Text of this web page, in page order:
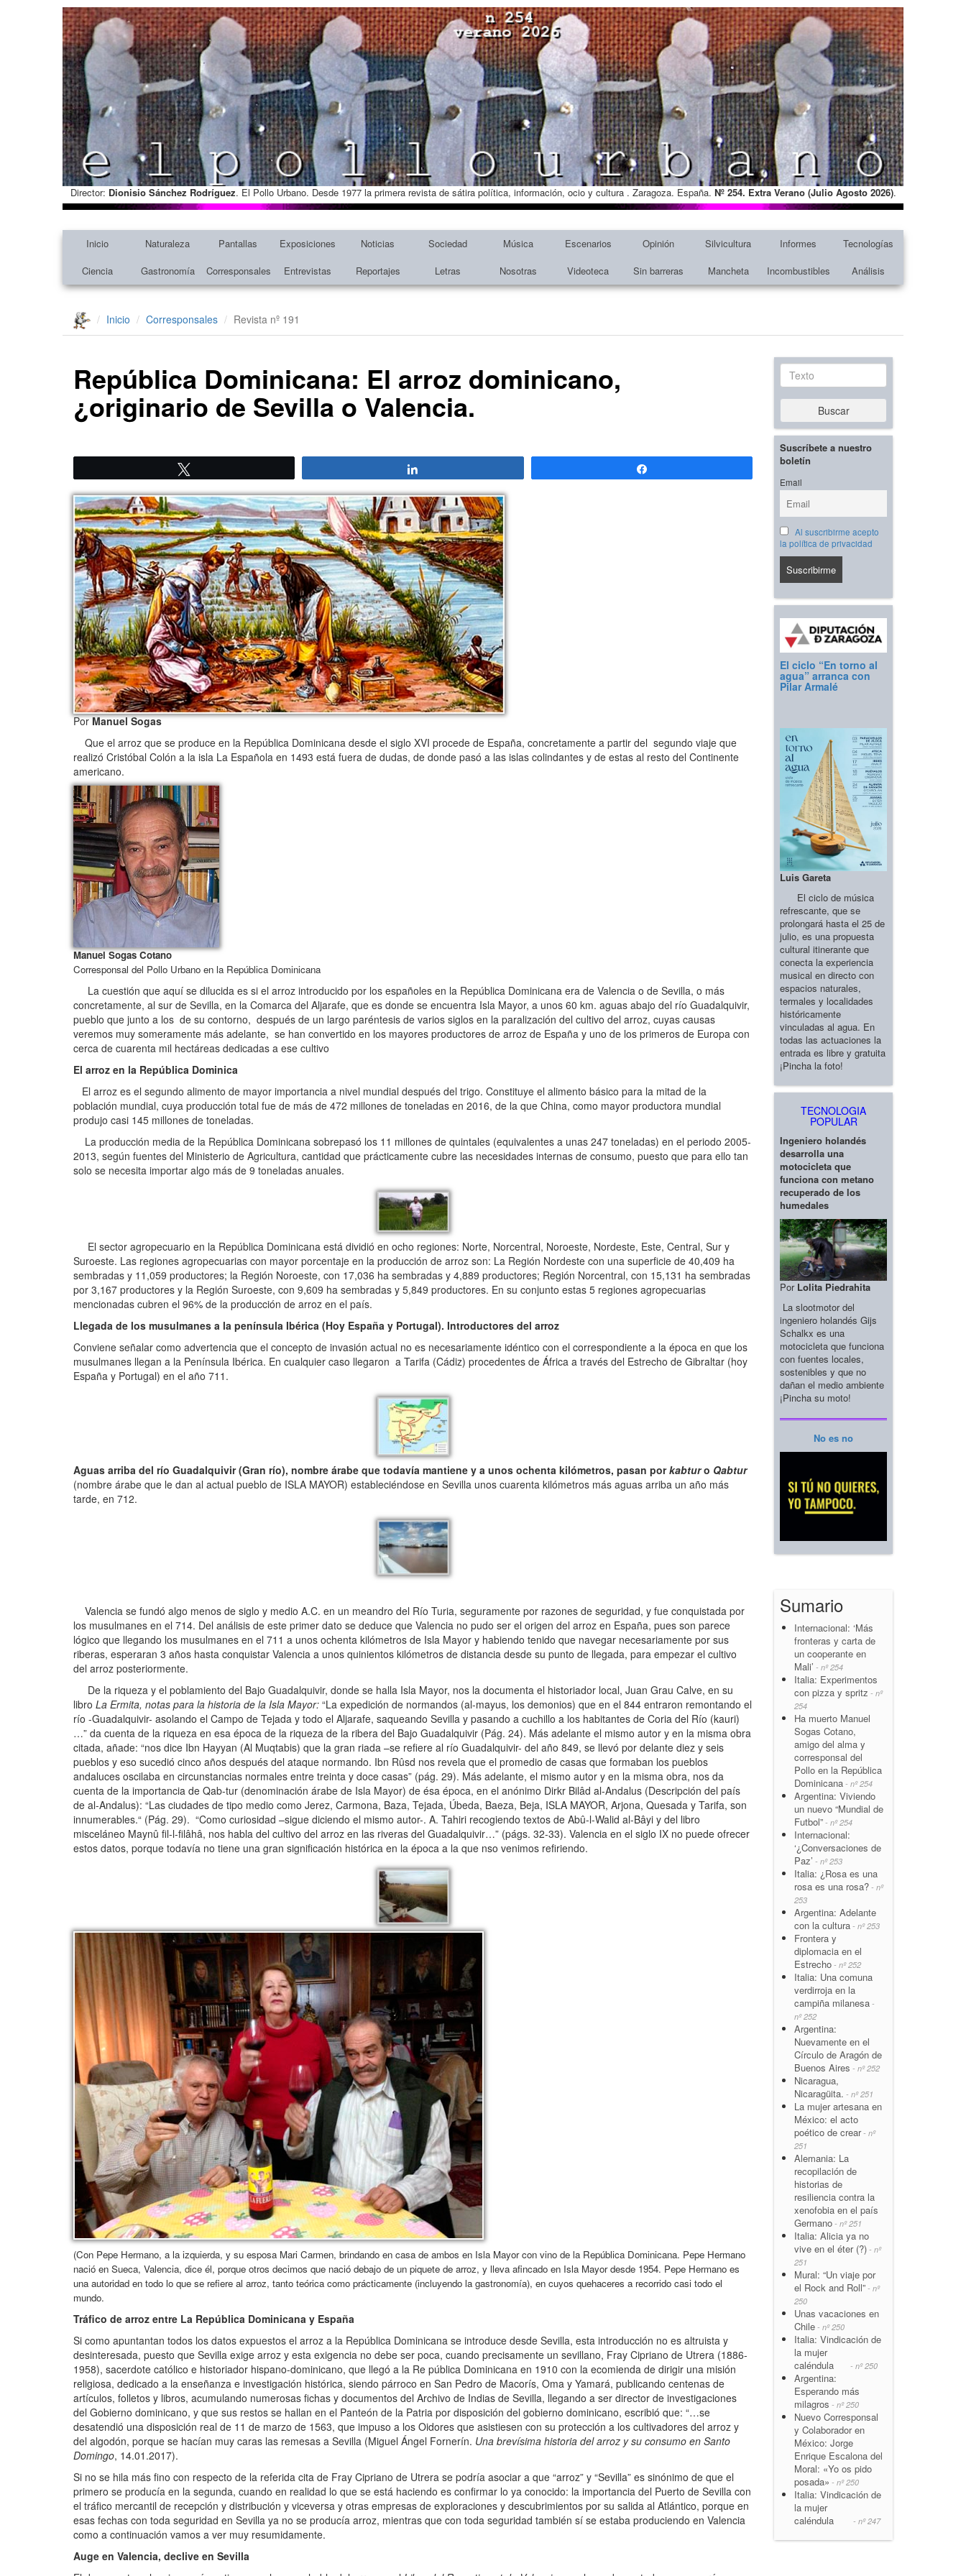
Director: Dionisio Sánchez Rodríguez. El Pollo Urbano. Desde 1977 la primera revista de sátira política, información, ocio y cultura . Zaragoza. España. Nº 254. Extra Verano (Julio Agosto 2026).
Inicio Naturaleza Pantallas Exposiciones Noticias Sociedad Música Escenarios Opinión Silvicultura Informes
Tecnologías
Ciencia
Gastronomía Corresponsales Entrevistas Reportajes Letras Nosotras Videoteca Sin barreras Mancheta Incombustibles Análisis
Inicio Corresponsales Revista nº 191
República Dominicana: El arroz dominicano,
¿originario de Sevilla o Valencia.
PorManuel Sogas
Que el arroz que se produce en la República Dominicana desde el siglo XVI procede de España, concretamente a partir del segundo viaje que
realizó Cristóbal Colón a la isla La Española en 1493 está fuera de dudas, de donde pasó a las islas colindantes y de estas al resto del Continente
americano.
Manuel Sogas Cotano
Corresponsal del Pollo Urbano en la República Dominicana
La cuestión que aquí se dilucida es si el arroz introducido por los españoles en la República Dominicana era de Valencia o de Sevilla, o más
concretamente, al sur de Sevilla, en la Comarca del Aljarafe, que es donde se encuentra Isla Mayor, a unos 60 km. aguas abajo del río Guadalquivir,
pueblo que junto a los de su contorno, después de un largo paréntesis de varios siglos en la paralización del cultivo del arroz, cuyas causas
veremos muy someramente más adelante, se han convertido en los mayores productores de arroz de España y uno de los primeros de Europa con
cerca de cuarenta mil hectáreas dedicadas a ese cultivo
El arroz en la República Dominica
El arroz es el segundo alimento de mayor importancia a nivel mundial después del trigo. Constituye el alimento básico para la mitad de la
población mundial, cuya producción total fue de más de 472 millones de toneladas en 2016, de la que China, como mayor productora mundial
produjo casi 145 millones de toneladas.
La producción media de la República Dominicana sobrepasó los 11 millones de quintales (equivalentes a unas 247 toneladas) en el periodo 2005-
2013, según fuentes del Ministerio de Agricultura, cantidad que prácticamente cubre las necesidades internas de consumo, puesto que para ello tan
solo se necesita importar algo más de 9 toneladas anuales.
El sector agropecuario en la República Dominicana está dividió en ocho regiones: Norte, Norcentral, Noroeste, Nordeste, Este, Central, Sur y
Suroeste. Las regiones agropecuarias con mayor porcentaje en la producción de arroz son: La Región Nordeste con una superficie de 40,409 ha
sembradas y 11,059 productores; la Región Noroeste, con 17,036 ha sembradas y 4,889 productores; Región Norcentral, con 15,131 ha sembradas
por 3,167 productores y la Región Suroeste, con 9,609 ha sembradas y 5,849 productores. En su conjunto estas 5 regiones agropecuarias
mencionadas cubren el 96% de la producción de arroz en el país.
Llegada de los musulmanes a la península Ibérica (Hoy España y Portugal). Introductores del arroz
Conviene señalar como advertencia que el concepto de invasión actual no es necesariamente idéntico con el correspondiente a la época en que los
musulmanes llegan a la Península Ibérica. En cualquier caso llegaron a Tarifa (Cádiz) procedentes de África a través del Estrecho de Gibraltar (hoy
España y Portugal) en el año 711.
Aguas arriba del río Guadalquivir (Gran río), nombre árabe que todavía mantiene y a unos ochenta kilómetros, pasan porkabturo Qabtur
(nombre árabe que le dan al actual pueblo de ISLA MAYOR) estableciéndose en Sevilla unos cuarenta kilómetros más aguas arriba un año más
tarde, en 712.
Valencia se fundó algo menos de siglo y medio A.C. en un meandro del Río Turia, seguramente por razones de seguridad, y fue conquistada por
los musulmanes en el 714. Del análisis de este primer dato se deduce que Valencia no pudo ser el origen del arroz en España, pues son parece
lógico que llegando los musulmanes en el 711 a unos ochenta kilómetros de Isla Mayor y habiendo tenido que navegar necesariamente por sus
riberas, esperaran 3 años hasta conquistar Valencia a unos quinientos kilómetros de distancia desde su punto de llegada, para empezar el cultivo
del arroz posteriormente.
De la riqueza y el poblamiento del Bajo Guadalquivir, donde se halla Isla Mayor, nos la documenta el historiador local, Juan Grau Calve, en su
libro La Ermita, notas para la historia de la Isla Mayor: “La expedición de normandos (al-mayus, los demonios) que en el 844 entraron remontando el
río -Guadalquivir- asolando el Campo de Tejada y todo el Aljarafe, saqueando Sevilla y pasando a cuchillo a los habitantes de Coria del Río (kauri)
…” da cuenta de la riqueza en esa época de la riqueza de la ribera del Bajo Guadalquivir (Pág. 24). Más adelante el mismo autor y en la misma obra
citada, añade: “nos dice Ibn Hayyan (Al Muqtabis) que la gran riada –se refiere al río Guadalquivir- del año 849, se llevó por delante diez y seis
pueblos y eso sucedió cinco años después del ataque normando. Ibn Rûsd nos revela que el promedio de casas que formaban los pueblos
andaluces oscilaba en circunstancias normales entre treinta y doce casas” (pág. 29). Más adelante, el mismo autor y en la misma obra, nos da
cuenta de la importancia de Qab-tur (denominación árabe de Isla Mayor) de ésa época, en el anónimo Dirkr Bilâd al-Andalus (Descripción del país
de al-Andalus): “Las ciudades de tipo medio como Jerez, Carmona, Baza, Tejada, Úbeda, Baeza, Beja, ISLA MAYOR, Arjona, Quesada y Tarifa, son
innumerables.“ (Pág. 29). “Como curiosidad –sigue diciendo el mismo autor-. A. Tahiri recogiendo textos de Abû-l-Walid al-Bâyi y del libro
misceláneo Maynû fil-l-filâhâ, nos habla del cultivo del arroz en las riveras del Guadalquivir…” (págs. 32-33). Valencia en el siglo IX no puede ofrecer
estos datos, porque todavía no tiene una gran significación histórica en la época a la que nso venimos refiriendo.
(Con Pepe Hermano, a la izquierda, y su esposa Mari Carmen, brindando en casa de ambos en Isla Mayor con vino de la República Dominicana. Pepe Hermano
nació en Sueca, Valencia, dice él, porque otros decimos que nació debajo de un piquete de arroz, y lleva afincado en Isla Mayor desde 1954. Pepe Hermano es
una autoridad en todo lo que se refiere al arroz, tanto teórica como prácticamente (incluyendo la gastronomía), en cuyos quehaceres a recorrido casi todo el
mundo.
Tráfico de arroz entre La República Dominicana y España
Si como apuntantan todos los datos expuestos el arroz a la República Dominicana se introduce desde Sevilla, esta introducción no es altruista y
desinteresada, puesto que Sevilla exige arroz y esta exigencia no debe ser poca, cuando precisamente un sevillano, Fray Cipriano de Utrera (1886-
1958), sacerdote católico e historiador hispano-dominicano, que llegó a la Re pública Dominicana en 1910 con la ecomienda de dirigir una misión
religiosa, dedicado a la enseñanza e investigación histórica, siendo párroco en San Pedro de Macorís, Oma y Yamará, publicando centenas de
artículos, folletos y libros, acumulando numerosas fichas y documentos del Archivo de Indias de Sevilla, llegando a ser director de investigaciones
del Gobierno dominicano, y que sus restos se hallan en el Panteón de la Patria por disposición del gobierno dominicano, escribió que: “…se
desatendió una disposición real de 11 de marzo de 1563, que impuso a los Oidores que asistiesen con su protección a los cultivadores del arroz y
del algodón, porque se hacían muy caras las remesas a Sevilla (Miguel Ángel Fornerín. Una brevísima historia del arroz y su consumo en Santo
Domingo, 14.01.2017).
Si no se hila más fino con respecto de la referida cita de Fray Cipriano de Utrera se podría asociar a que “arroz” y “Sevilla” es sinónimo de que el
primero se producía en la segunda, cuando en realidad lo que se está haciendo es confirmar lo ya conocido: la importancia del Puerto de Sevilla con
el tráfico mercantil de recepción y distribución y viceversa y otras empresas de exploraciones y descubrimientos por su salida al Atlántico, porque en
esas fechas con toda seguridad en Sevilla ya no se producía arroz, mientras que con toda seguridad también sí se estaba produciendo en Valencia
como a continuación vamos a ver muy resumidamente.
Auge en Valencia, declive en Sevilla
Texto
Buscar
Suscríbete a nuestro
boletín
Email
Al suscribirme acepto
la política de privacidad
El ciclo “En torno al
agua” arranca con
Pilar Armalé
Luis Gareta
El ciclo de música
refrescante, que se
prolongará hasta el 25 de
julio, es una propuesta
cultural itinerante que
conecta la experiencia
musical en directo con
espacios naturales,
termales y localidades
históricamente
vinculadas al agua. En
todas las actuaciones la
entrada es libre y gratuita
¡Pincha la foto!
TECNOLOGIA
POPULAR
Ingeniero holandés
desarrolla una
motocicleta que
funciona con metano
recuperado de los
humedales
Por Lolita Piedrahita
La slootmotor del
ingeniero holandés Gijs
Schalkx es una
motocicleta que funciona
con fuentes locales,
sostenibles y que no
dañan el medio ambiente
¡Pincha su moto!
No es no
Sumario
Internacional: ‘Más
fronteras y carta de
un cooperante en
Mali’ - nº 254
Italia: Experimentos
con pizza y spritz - nº
254
Ha muerto Manuel
Sogas Cotano,
amigo del alma y
corresponsal del
Pollo en la República
Dominicana - nº 254
Argentina: Viviendo
un nuevo “Mundial de
Futbol” - nº 254
Internacional:
‘¿Conversaciones de
Paz’ - nº 253
Italia: ¿Rosa es una
rosa es una rosa? - nº
253
Argentina: Adelante
con la cultura - nº 253
Frontera y
diplomacia en el
Estrecho - nº 252
Italia: Una comuna
verdirroja en la
campiña milanesa -
nº 252
Argentina:
Nuevamente en el
Círculo de Aragón de
Buenos Aires - nº 252
Nicaragua,
Nicaragüita. - nº 251
La mujer artesana en
México: el acto
poético de crear- nº
251
Alemania: La
recopilación de
historias de
resiliencia contra la
xenofobia en el país
Germano - nº 251
Italia: Alicia ya no
vive en el éter (?) - nº
251
Mural: “Un viaje por
el Rock and Roll” - nº
250
Unas vacaciones en
Chile - nº 250
Italia: Vindicación de
la mujer
caléndula
- nº 250
Argentina:
Esperando más
milagros - nº 250
Nuevo Corresponsal
y Colaborador en
México: Jorge
Enrique Escalona del
Moral: «Yo os pido
posada» - nº 250
Italia: Vindicación de
la mujer
caléndula
- nº 247